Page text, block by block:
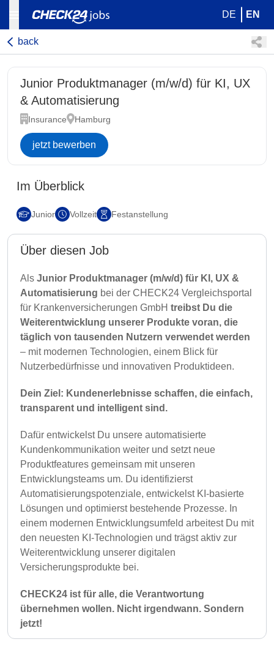
DE EN
back
Junior Produktmanager (m/w/d) für KI, UX
& Automatisierung
Insurance Hamburg
jetzt bewerben
Im Überblick
Junior Vollzeit Festanstellung
Über diesen Job
Als Junior Produktmanager (m/w/d) für KI, UX &
Automatisierung bei der CHECK24 Vergleichsportal
für Krankenversicherungen GmbH treibst Du die
Weiterentwicklung unserer Produkte voran, die
täglich von tausenden Nutzern verwendet werden
– mit modernen Technologien, einem Blick für
Nutzerbedürfnisse und innovativen Produktideen.
Dein Ziel: Kundenerlebnisse schaffen, die einfach,
transparent und intelligent sind.
Dafür entwickelst Du unsere automatisierte
Kundenkommunikation weiter und setzt neue
Produktfeatures gemeinsam mit unseren
Entwicklungsteams um. Du identifizierst
Automatisierungspotenziale, entwickelst KI-basierte
Lösungen und optimierst bestehende Prozesse. In
einem modernen Entwicklungsumfeld arbeitest Du mit
den neuesten KI-Technologien und trägst aktiv zur
Weiterentwicklung unserer digitalen
Versicherungsprodukte bei.
CHECK24 ist für alle, die Verantwortung
übernehmen wollen. Nicht irgendwann. Sondern
jetzt!